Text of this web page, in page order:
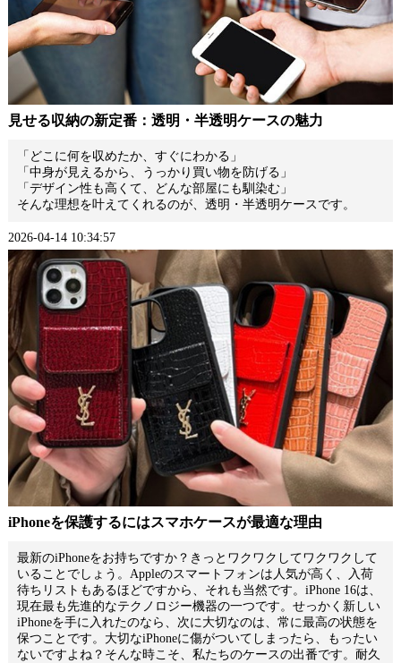
見せる収納の新定番：透明・半透明ケースの魅力
「どこに何を収めたか、すぐにわかる」
「中身が見えるから、うっかり買い物を防げる」
「デザイン性も高くて、どんな部屋にも馴染む」
そんな理想を叶えてくれるのが、透明・半透明ケースです。
2026-04-14 10:34:57
iPhoneを保護するにはスマホケースが最適な理由
最新のiPhoneをお持ちですか？きっとワクワクしてワクワクして
いることでしょう。Appleのスマートフォンは人気が高く、入荷
待ちリストもあるほどですから、それも当然です。 iPhone 16は、
現在最も先進的なテクノロジー機器の一つです。せっかく新しい
iPhoneを手に入れたのなら、次に大切なのは、常に最高の状態を
保つことです。大切なiPhoneに傷がついてしまったら、もったい
ないですよね？そんな時こそ、私たちのケースの出番です。耐久